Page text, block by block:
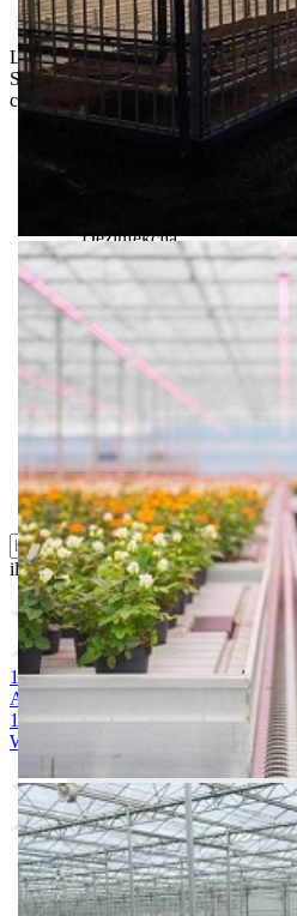
Isporuka Info
Limit za porudžbinu je 500.00 dinara
Srbije. Za inostranstvo, molimo da
ceni i mogućnostima isporuke.
Dezinfekcija
Feromoni i klopke
Folije i agrotekstili
Oprema i instrumenti
Semena povrća
Sredstva za ishranu biljaka
Sredstva za zaštitu biljaka
Supstrati
Zaštita ... u 10 litara
ili probajte naprednu:pretragu
1. Acoustic 1l 2. SUPERNOVA 72
ALIJANSA PLUS
5. ENYGMA
1 lit 7. KANTON 700 WG 8.
WP